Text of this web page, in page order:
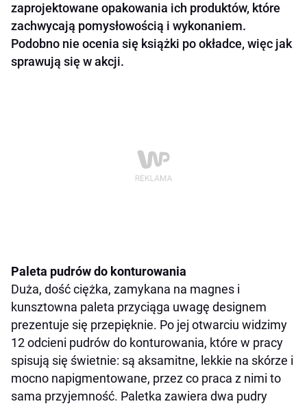
zaprojektowane opakowania ich produktów, które
zachwycają pomysłowością i wykonaniem.
Podobno nie ocenia się książki po okładce, więc jak
sprawują się w akcji.
Paleta pudrów do konturowania
Duża, dość ciężka, zamykana na magnes i
kunsztowna paleta przyciąga uwagę designem
prezentuje się przepięknie. Po jej otwarciu widzimy
12 odcieni pudrów do konturowania, które w pracy
spisują się świetnie: są aksamitne, lekkie na skórze i
mocno napigmentowane, przez co praca z nimi to
sama przyjemność. Paletka zawiera dwa pudry